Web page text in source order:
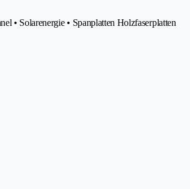
• Solarenergie • Spanplatten Holzfaserplatten